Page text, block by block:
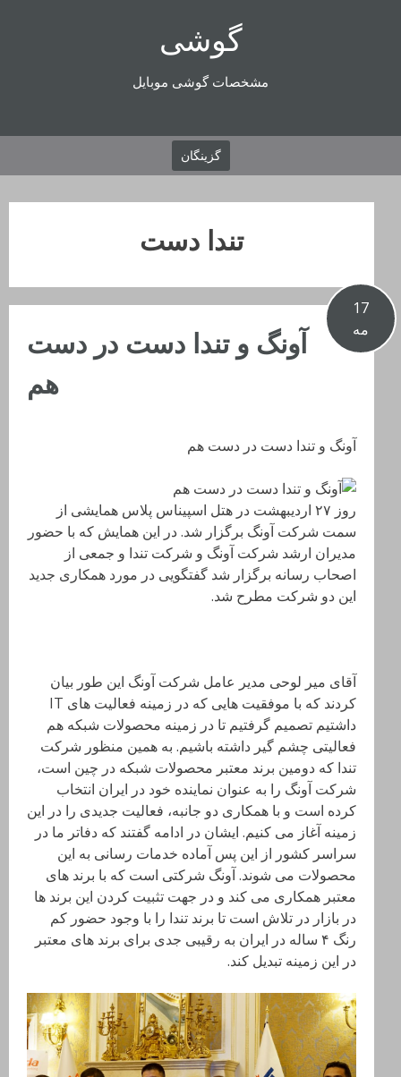
گوشی
مشخصات گوشی موبایل
گزینگان
تندا دست
17
مه
آونگ و تندا دست در دست
هم
آونگ و تندا دست در دست هم
روز ۲۷ اردیبهشت در هتل اسپیناس پلاس همایشی از
سمت شرکت آونگ برگزار شد. در این همایش که با حضور
مدیران ارشد شرکت آونگ و شرکت تندا و جمعی از
اصحاب رسانه برگزار شد گفتگویی در مورد همکاری جدید
این دو شرکت مطرح شد.
آقای میر لوحی مدیر عامل شرکت آونگ این طور بیان
کردند که با موفقیت هایی که در زمینه فعالیت های IT
داشتیم تصمیم گرفتیم تا در زمینه محصولات شبکه هم
فعالیتی چشم گیر داشته باشیم. به همین منظور شرکت
تندا که دومین برند معتبر محصولات شبکه در چین است،
شرکت آونگ را به عنوان نماینده خود در ایران انتخاب
کرده است و با همکاری دو جانبه، فعالیت جدیدی را در این
زمینه آغاز می کنیم. ایشان در ادامه گفتند که دفاتر ما در
سراسر کشور از این پس آماده خدمات رسانی به این
محصولات می شوند. آونگ شرکتی است که با برند های
معتبر همکاری می کند و در جهت تثبیت کردن این برند ها
در بازار در تلاش است تا برند تندا را با وجود حضور کم
رنگ ۴ ساله در ایران به رقیبی جدی برای برند های معتبر
در این زمینه تبدیل کند.